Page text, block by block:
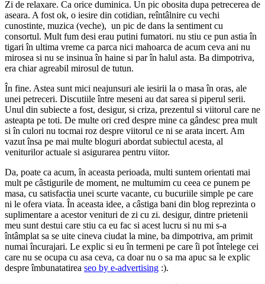
Zi de relaxare. Ca orice duminica. Un pic obosita dupa petrecerea de
aseara. A fost ok, o iesire din cotidian, reîntâlnire cu vechi
cunostinte, muzica (veche), un pic de dans la sentiment cu
consortul. Mult fum desi erau putini fumatori. nu stiu ce pun astia în
tigari în ultima vreme ca parca nici mahoarca de acum ceva ani nu
mirosea si nu se insinua în haine si par în halul asta. Ba dimpotriva,
era chiar agreabil mirosul de tutun.
În fine. Astea sunt mici neajunsuri ale iesirii la o masa în oras, ale
unei petreceri. Discutiile între meseni au dat sarea si piperul serii.
Unul din subiecte a fost, desigur, si criza, prezentul si viitorul care ne
asteapta pe toti. De multe ori cred despre mine ca gândesc prea mult
si în culori nu tocmai roz despre viitorul ce ni se arata incert. Am
vazut însa pe mai multe bloguri abordat subiectul acesta, al
veniturilor actuale si asigurarea pentru viitor.
Da, poate ca acum, în aceasta perioada, multi suntem orientati mai
mult pe câstigurile de moment, ne multumim cu ceea ce punem pe
masa, cu satisfactia unei scurte vacante, cu bucuriile simple pe care
ni le ofera viata. În aceasta idee, a câstiga bani din blog reprezinta o
suplimentare a acestor venituri de zi cu zi. desigur, dintre prietenii
meu sunt destui care stiu ca eu fac si acest lucru si nu mi s-a
întâmplat sa se uite cineva ciudat la mine, ba dimpotriva, am primit
numai încurajari. Le explic si eu în termeni pe care îi pot întelege cei
care nu se ocupa cu asa ceva, ca doar nu o sa ma apuc sa le explic
despre îmbunatatirea seo by e-advertising :).